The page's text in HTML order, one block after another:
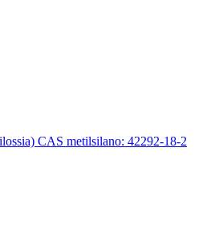
CAS metilsilano: 42292-18-2